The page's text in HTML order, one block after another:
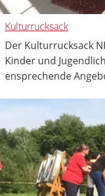
Kulturrucksack
Der Kulturrucksack
Kinder und
ensprechende